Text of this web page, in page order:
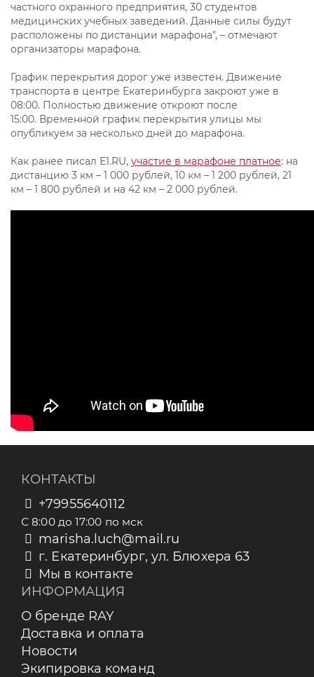
частного охранного предприятия, 30 студентов
медицинских учебных заведений. Данные силы будут
расположены по дистанции марафона", – отмечают
организаторы марафона.
График перекрытия дорог уже известен. Движение
транспорта в центре Екатеринбурга закроют уже в
08:00. Полностью движение откроют после
15:00. Временной график перекрытия улицы мы
опубликуем за несколько дней до марафона.
Как ранее писал Е1.RU, участие в марафоне платное: на
дистанцию 3 км – 1 000 рублей, 10 км – 1 200 рублей, 21
км – 1 800 рублей и на 42 км – 2 000 рублей.
КОНТАКТЫ
+79955640112
С 8:00 до 17:00 по мск
marisha.luch@mail.ru
г. Екатеринбург, ул. Блюхера 63
Мы в контакте
ИНФОРМАЦИЯ
О бренде RAY
Доставка и оплата
Новости
Экипировка команд